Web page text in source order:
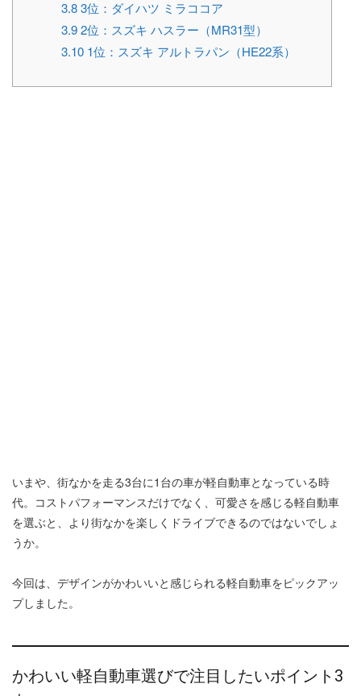
3.83位：ダイハツ ミラココア
3.92位：スズキ ハスラー（MR31型）
3.10 1位：スズキ アルトラパン（HE22系）
いまや、街なかを走る3台に1台の車が軽自動車となっている時
代。コストパフォーマンスだけでなく、可愛さを感じる軽自動車
を選ぶと、より街なかを楽しくドライブできるのではないでしょ
うか。
今回は、デザインがかわいいと感じられる軽自動車をピックアッ
プしました。
かわいい軽自動車選びで注目したいポイント3